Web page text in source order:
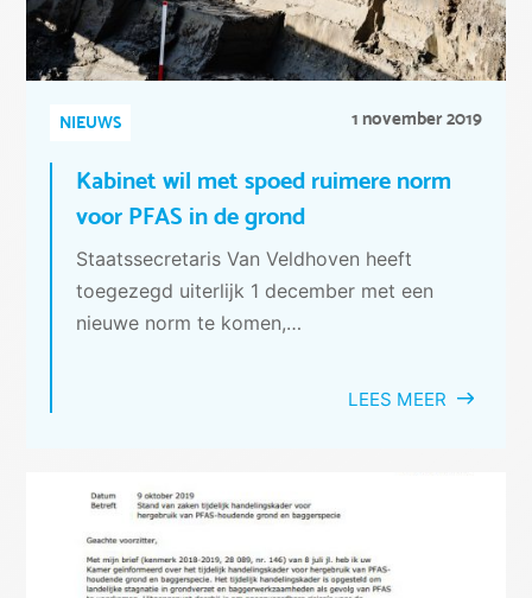
NIEUWS 1 november 2019
Kabinet wil met spoed ruimere norm
voor PFAS in de grond
Staatssecretaris Van Veldhoven heeft
toegezegd uiterlijk 1 december met een
nieuwe norm te komen,…
LEES MEER